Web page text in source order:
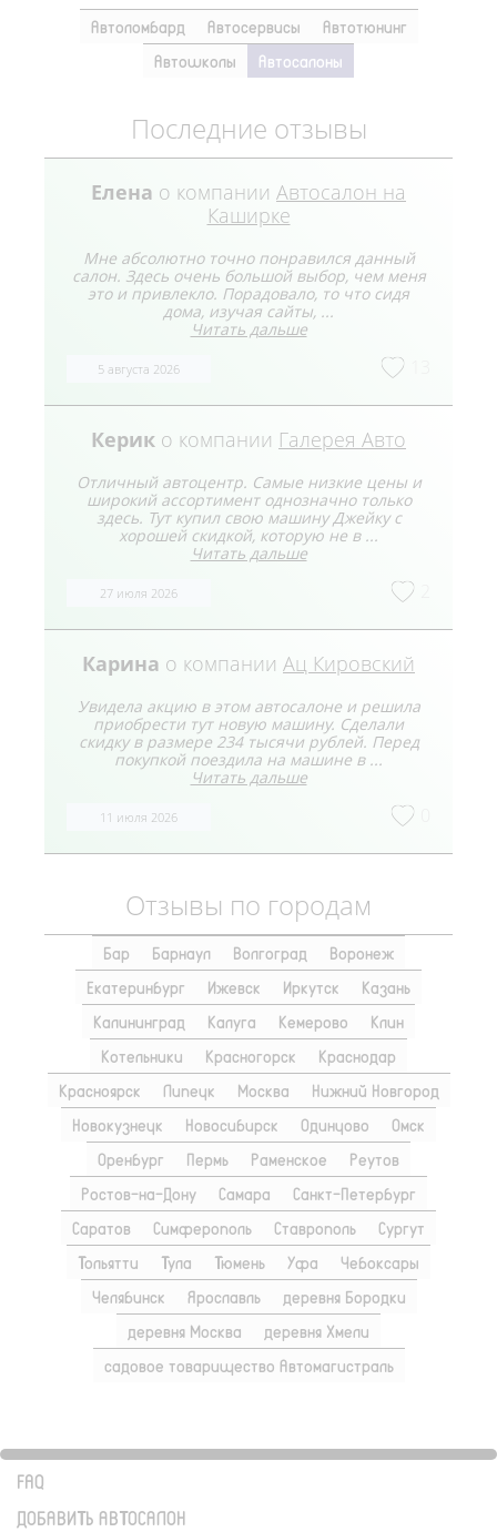
Автоломбард Автосервисы
Автотюнинг
Автошколы
Автосалоны
Последние отзывы
Елена о компании Автосалон на
Каширке
Мне абсолютно точно понравился данный
салон. Здесь очень большой выбор, чем меня
это и привлекло. Порадовало, то что сидя
дома, изучая сайты, ...
Читать дальше
5 августа 2026
Керик о компании Галерея Авто
Отличный автоцентр. Самые низкие цены и
широкий ассортимент однозначно только
здесь. Тут купил свою машину Джейку с
хорошей скидкой, которую не в ...
Читать дальше
27 июля 2026
Карина о компании Ац Кировский
Увидела акцию в этом автосалоне и решила
приобрести тут новую машину. Сделали
скидку в размере 234 тысячи рублей. Перед
покупкой поездила на машине в ...
Читать дальше
11 июля 2026
Отзывы по городам
Бар Барнаул Волгоград
Воронеж
Екатеринбург
Ижевск Иркутск
Казань
Калининград
Калуга Кемерово
Клин
Котельники
Красногорск
Краснодар
Красноярск
Липецк Москва
Нижний Новгород
Новокузнецк
Новосибирск Одинцово
Омск
Оренбург
Пермь Раменское
Реутов
Ростов-на-Дону
Самара
Санкт-Петербург
Саратов
Симферополь Ставрополь
Сургут
Тольятти
Тула Тюмень Уфа
Чебоксары
Челябинск
Ярославль
деревня Бородки
деревня Москва
деревня Хмели
садовое товарищество Автомагистраль
FAQ
ДОБАВИТЬ АВТОСАЛОН